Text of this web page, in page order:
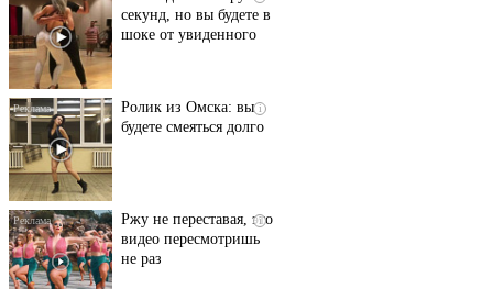
секунд, но вы будете в
шоке от увиденного
i
Ролик из Омска: вы
будете смеяться долго
i
Ржу не переставая, это
видео пересмотришь
не раз